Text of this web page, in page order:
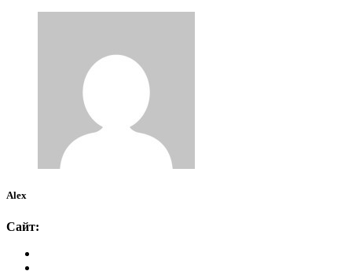
Alex
Сайт: